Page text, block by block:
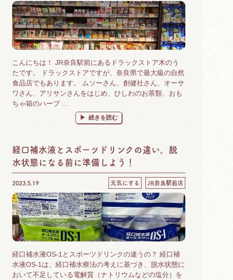
こんにちは！ JR奈良駅前にあるドラックストア木のう
たです。 ドラックストアですが、奈良県で最大級の自然
食品店でもあります。 ムソーさん、創健社さん、オーサ
ワさん、アリサンさんをはじめ、ひしわのお茶類、おも
ちゃ箱のハーブ …
“奈良 自然食品＆有機野菜 楽しいがいっぱいの木の
続きを読む
経口補水液とスポーツドリンクの違い。脱
水状態になる前に準備しよう！
2023.5.19 元気にする JR奈良駅前店
経口補水液OS-1とスポーツドリンクの違うの？ 経口補
水液OS-1は、経口補水療法の考えに基づき、脱水状態に
おいて不足している電解質（ナトリウムなどの塩分）を